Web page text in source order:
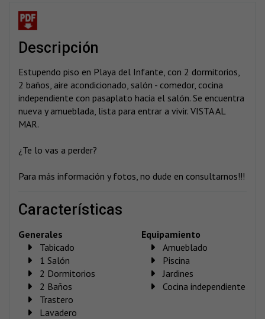
descripción
Estupendo piso en Playa del Infante, con 2 dormitorios,
2 baños, aire acondicionado, salón - comedor, cocina
independiente con pasaplato hacia el salón. Se encuentra
nueva y amueblada, lista para entrar a vivir. VISTA AL
MAR.
¿Te lo vas a perder?
Para más información y fotos, no dude en consultarnos!!!
características
Generales
Tabicado
1 Salón
2 Dormitorios
2 Baños
Trastero
Lavadero
Equipamiento
Amueblado
Piscina
Jardines
Cocina independiente